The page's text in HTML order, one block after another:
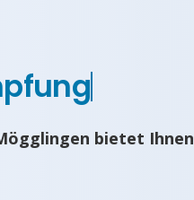
bietet Ihnen